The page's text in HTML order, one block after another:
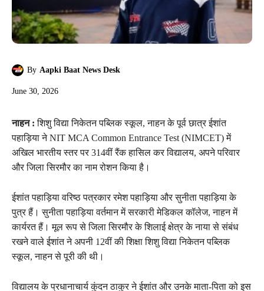
By Aapki Baat News Desk
June 30, 2026
नाहन : शिशु विद्या निकेतन पब्लिक स्कूल, नाहन के पूर्व छात्र ईशांत
पहाड़िया ने NIT MCA Common Entrance Test (NIMCET) में
अखिल भारतीय स्तर पर 314वीं रैंक हासिल कर विद्यालय, अपने परिवार
और जिला सिरमौर का नाम रोशन किया है।
ईशांत पहाड़िया वरिष्ठ पत्रकार रमेश पहाड़िया और सुनीता पहाड़िया के
पुत्र हैं। सुनीता पहाड़िया वर्तमान में सरकारी मेडिकल कॉलेज, नाहन में
कार्यरत हैं। मूल रूप से जिला सिरमौर के शिलाई क्षेत्र के नाया से संबंध
रखने वाले ईशांत ने अपनी 12वीं की शिक्षा शिशु विद्या निकेतन पब्लिक
स्कूल, नाहन से पूरी की थी।
विद्यालय के प्रधानाचार्य कुंदन ठाकुर ने ईशांत और उनके माता-पिता को इस